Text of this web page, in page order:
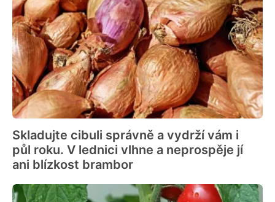
Skladujte cibuli správně a vydrží vám i
půl roku. V lednici vlhne a neprospěje jí
ani blízkost brambor